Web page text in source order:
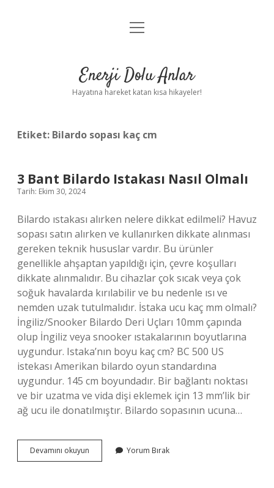
Anasayfa
Yasal Uyarı
menüyü
Enerji Dolu Anlar
Hayatına hareket katan kısa hikayeler!
Etiket: Bilardo sopası kaç cm
3 Bant Bilardo Istakası Nasıl Olmalı
Tarih: Ekim 30, 2024
Bilardo ıstakası alırken nelere dikkat edilmeli? Havuz
sopası satın alırken ve kullanırken dikkate alınması
gereken teknik hususlar vardır. Bu ürünler
genellikle ahşaptan yapıldığı için, çevre koşulları
dikkate alınmalıdır. Bu cihazlar çok sıcak veya çok
soğuk havalarda kırılabilir ve bu nedenle ısı ve
nemden uzak tutulmalıdır. İstaka ucu kaç mm olmalı?
İngiliz/Snooker Bilardo Deri Uçları 10mm çapında
olup İngiliz veya snooker ıstakalarının boyutlarına
uygundur. Istaka’nın boyu kaç cm? BC 500 US
istekası Amerikan bilardo oyun standardına
uygundur. 145 cm boyundadır. Bir bağlantı noktası
ve bir uzatma ve vida dişi eklemek için 13 mm’lik bir
ağ ucu ile donatılmıştır. Bilardo sopasının ucuna…
Devamını okuyun
Bant
Yorum Bırak